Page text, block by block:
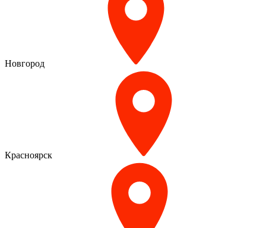
Новгород
Красноярск